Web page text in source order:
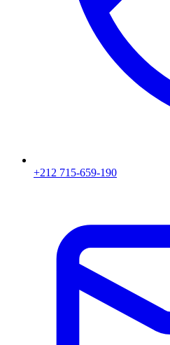
+212 715-659-190